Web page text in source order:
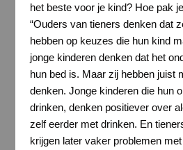
het beste voor je kind? Hoe pak
“Ouders van tieners denken dat
hebben op keuzes die hun kind
jonge kinderen denken dat het
hun bed is. Maar zij hebben juist
denken. Jonge kinderen die hun
drinken, denken positiever over
zelf eerder met drinken. En
krijgen later vaker problemen